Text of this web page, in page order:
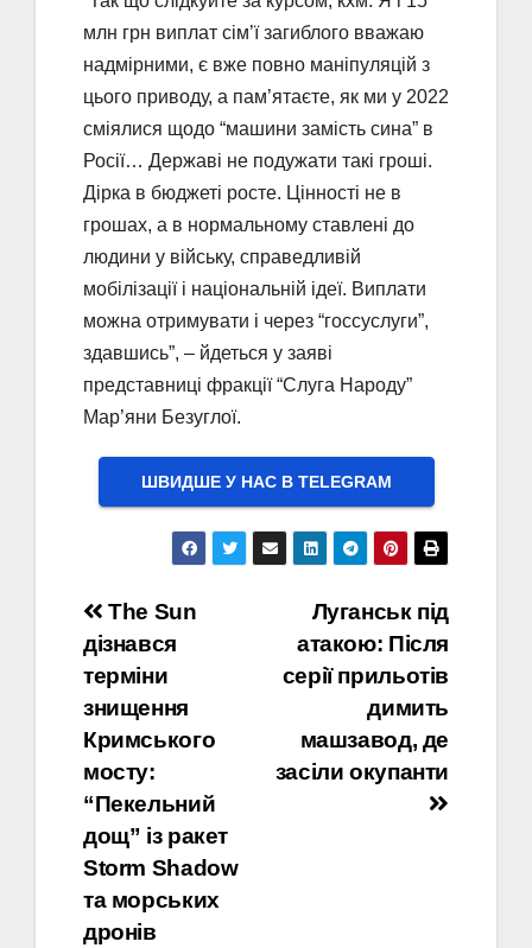
млн грн виплат сім’ї загиблого вважаю
надмірними, є вже повно маніпуляцій з
цього приводу, а пам’ятаєте, як ми у 2022
сміялися щодо “машини замість сина” в
Росії… Державі не подужати такі гроші.
Дірка в бюджеті росте. Цінності не в
грошах, а в нормальному ставлені до
людини у війську, справедливій
мобілізації і національній ідеї. Виплати
можна отримувати і через “госсуслуги”,
здавшись”, – йдеться у заяві
представниці фракції “Слуга Народу”
Мар’яни Безуглої.
ШВИДШЕ У НАС В ТELEGRAM
Навігація
записів
Луганськ під
атакою: Після
серії прильотів
димить
машзавод, де
засіли окупанти
The Sun
дізнався
терміни
знищення
Кримського
мосту:
“Пекельний
дощ” із ракет
Storm Shadow
та морських
дронів